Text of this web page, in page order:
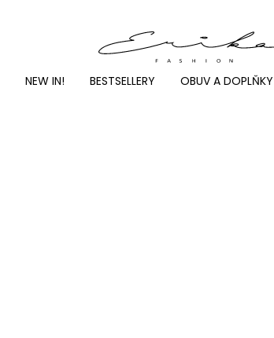
NEW IN! BESTSELLERY OBUV A DOPLŇKY